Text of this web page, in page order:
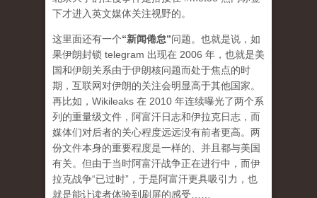
下才进入英文媒体关注视野的。
这里面还有一个“新闻倦怠”问题。也就是说，如
果伊朗封锁 telegram 出现在 2006 年，也就是美
国和伊朗关系由于伊朗核问题而处于焦点的时
期，互联网对伊朗的关注会明显高于其他国家。
再比如，Wikileaks 在 2010 年连续曝光了两个系
列的重量级文件，阿富汗日志和伊拉克日志，而
媒体们对后者的关心程度远远没有前者更高。两
份文件本身的重要程度是一样的、并且都与美国
有关。但由于当时阿富汗战争正在进行中，而伊
拉克战争“已过时”，于是阿富汗更具吸引力，也
就是能让读者体验到刷屏的感受……